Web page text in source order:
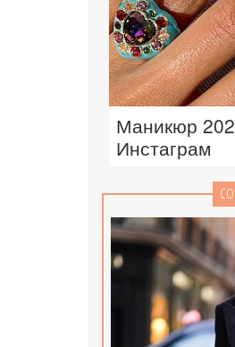
Маникюр
Инстаграм